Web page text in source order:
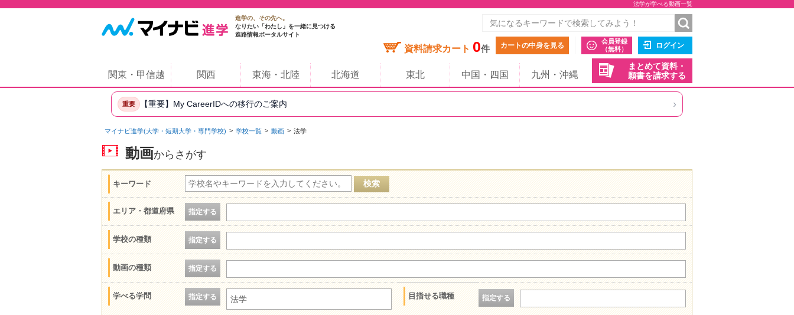
法学が学べる動画一覧
進学の、その先へ。
なりたい「わたし」を一緒に見つける
進路情報ポータルサイト
資料請求カート 0件 カートの中身を見る
会員登録
（無料）
ログイン
まとめて資料・
願書を請求する
関東・甲信越 関西 東海・北陸 北海道 東北 中国・四国 九州・沖縄
重要 【重要】My CareerIDへの移行のご案内 ›
マイナビ進学(大学・短期大学・専門学校) 学校一覧 動画 法学
動画からさがす
キーワード
エリア・都道府県 指定する
学校の種類 指定する
動画の種類 指定する
学べる学問 指定する 法学 目指せる職種 指定する